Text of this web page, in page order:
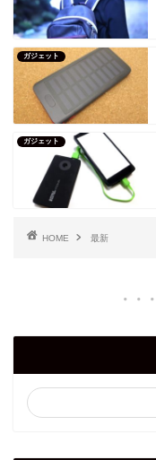
ガジェット
ガジェット
HOME 最新